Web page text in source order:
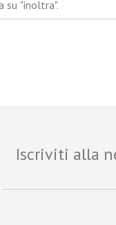
su "inoltra".
Iscriviti alla